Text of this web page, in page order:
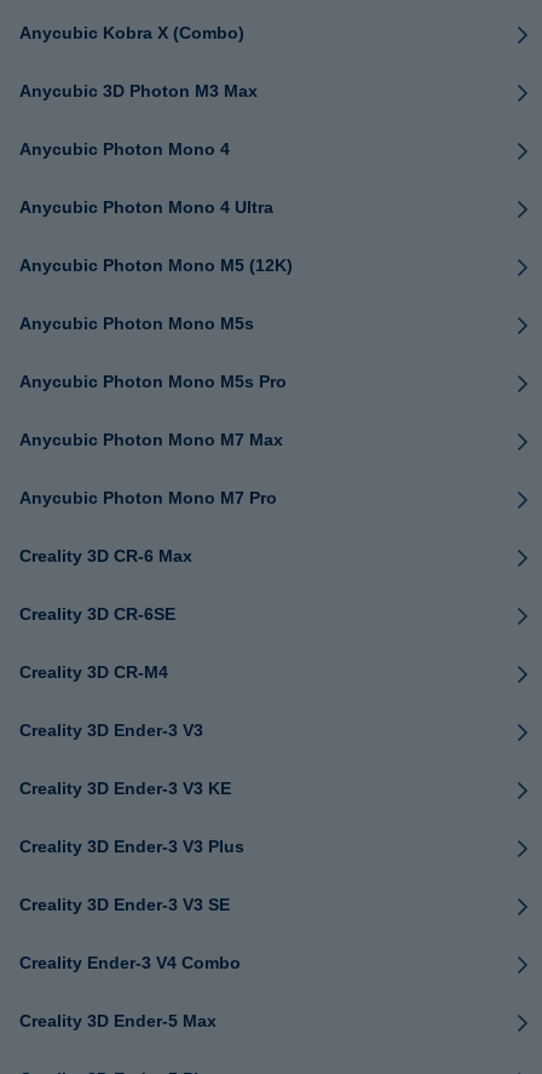
Anycubic Kobra X (Combo)
Anycubic 3D Photon M3 Max
Anycubic Photon Mono 4
Anycubic Photon Mono 4 Ultra
Anycubic Photon Mono M5 (12K)
Anycubic Photon Mono M5s
Anycubic Photon Mono M5s Pro
Anycubic Photon Mono M7 Max
Anycubic Photon Mono M7 Pro
Creality 3D CR-6 Max
Creality 3D CR-6SE
Creality 3D CR-M4
Creality 3D Ender-3 V3
Creality 3D Ender-3 V3 KE
Creality 3D Ender-3 V3 Plus
Creality 3D Ender-3 V3 SE
Creality Ender-3 V4 Combo
Creality 3D Ender-5 Max